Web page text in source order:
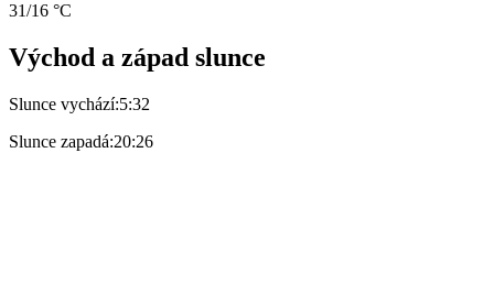
31/16 °C
Východ a západ slunce
Slunce vychází:5:32
Slunce zapadá:20:26